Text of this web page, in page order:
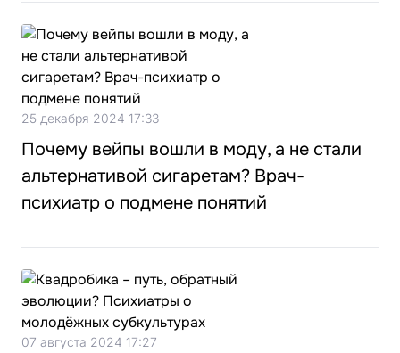
25 декабря 2024 17:33
Почему вейпы вошли в моду, а не стали
альтернативой сигаретам? Врач-
психиатр о подмене понятий
07 августа 2024 17:27